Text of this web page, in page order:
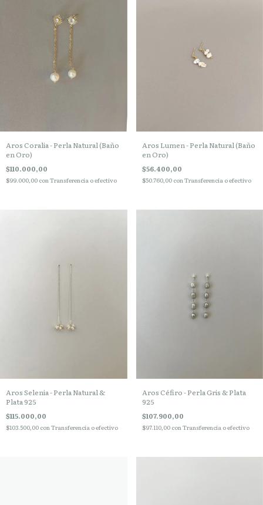
Aros Coralia - Perla Natural (Baño
en Oro)
$110.000,00
$99.000,00 con Transferencia o efectivo
Aros Lumen - Perla Natural (Baño
en Oro)
$56.400,00
$50.760,00 con Transferencia o efectivo
Aros Selenia - Perla Natural &
Plata 925
$115.000,00
$103.500,00 conTransferencia o efectivo
Aros Céfiro - Perla Gris & Plata
925
$107.900,00
$97.110,00 conTransferencia o efectivo